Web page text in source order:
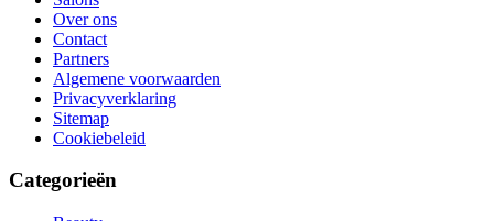
Over ons
Contact
Partners
Algemene voorwaarden
Privacyverklaring
Sitemap
Cookiebeleid
Categorieën